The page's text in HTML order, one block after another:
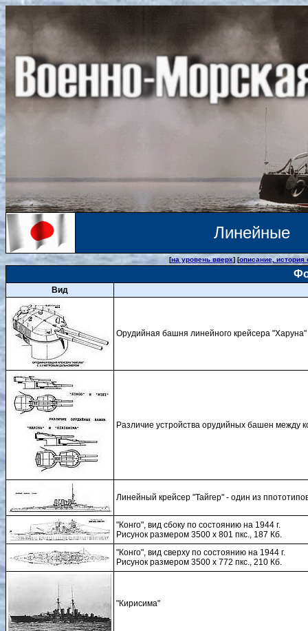
Линейные
[на уровень вверх] [описание,
Вид
Орудийная башня линейного крейсера
Различие устройства орудийных башен между
Линейный крейсер "Тайгер" - один из
"Конго", вид сбоку по состоянию на 1944 г.
Рисунок размером 3500 х 801 пкс., 187 Кб.
"Конго", вид сверху по состоянию на 1944 г.
Рисунок размером 3500 х 772 пкс., 210 Кб.
"Кирисима"